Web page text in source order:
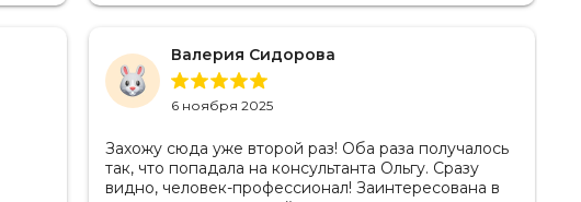
Валерия Сидорова
6 ноября 2025
Захожу сюда уже второй раз! Оба раза получалось
так, что попадала на консультанта Ольгу. Сразу
видно, человек-профессионал! Заинтересована в